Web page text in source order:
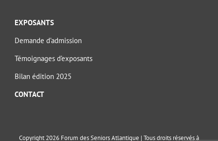
EXPOSANTS
Demande d’admission
Témoignages d’exposants
Bilan édition 2025
CONTACT
Copyright 2026 Forum des Seniors Atlantique | Tous droits réservés à